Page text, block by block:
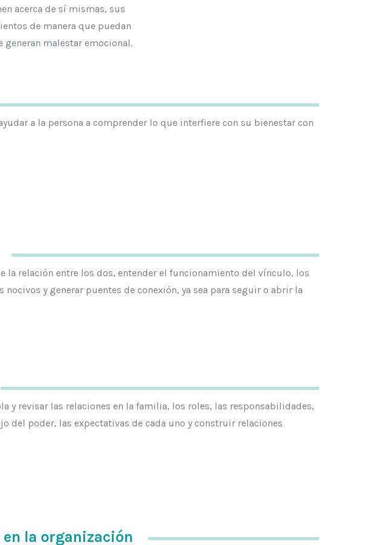
acerca de sí mismas, sus
de manera que puedan
malestar emocional.
a la persona a comprender lo que interfiere con su bienestar con
la relación entre los dos, entender el funcionamiento del vínculo, los
y generar puentes de conexión, ya sea para seguir o abrir la
y revisar las relaciones en la familia, los roles, las responsabilidades,
del poder, las expectativas de cada uno y construir relaciones
la organización